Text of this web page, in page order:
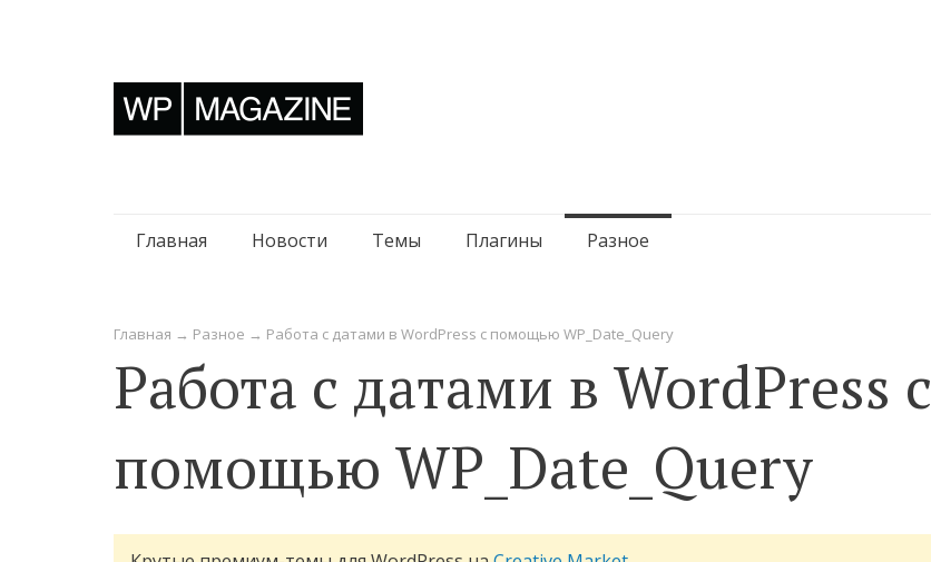
Перейти
содержимому
Главная Новости Темы Плагины Разное
Главная → Разное → Работа с датами в WordPress с помощью WP_Date_Query
Работа с датами в WordPress с
помощью WP_Date_Query